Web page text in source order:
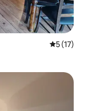
5 (17)